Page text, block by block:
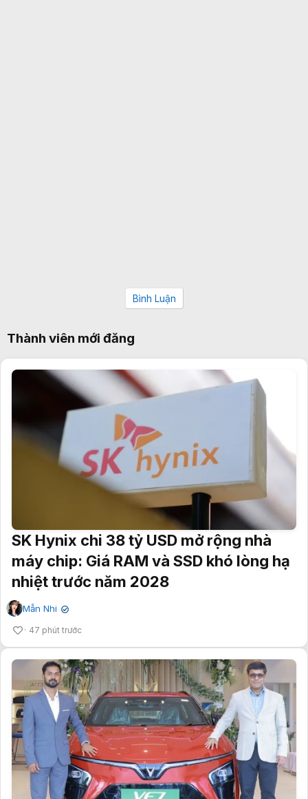
Bình Luận
Thành viên mới đăng
SK Hynix chi 38 tỷ USD mở rộng nhà
máy chip: Giá RAM và SSD khó lòng hạ
nhiệt trước năm 2028
Mẫn Nhi ✔
47 phút trước